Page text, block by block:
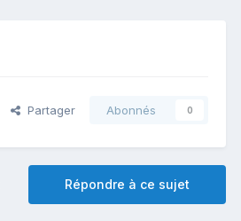
Partager Abonnés 0
Répondre à ce sujet